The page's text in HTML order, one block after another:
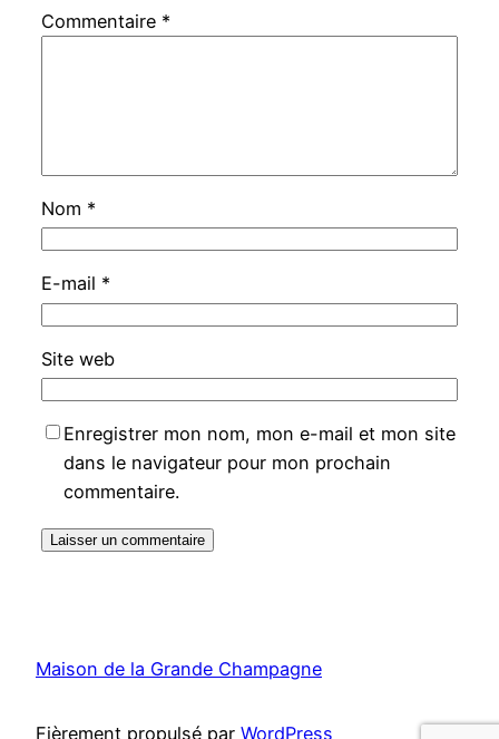
Commentaire *
Nom *
E-mail *
Site web
Enregistrer mon nom, mon e-mail et mon site
dans le navigateur pour mon prochain
commentaire.
Maison de la Grande Champagne
Fièrement propulsé par WordPress